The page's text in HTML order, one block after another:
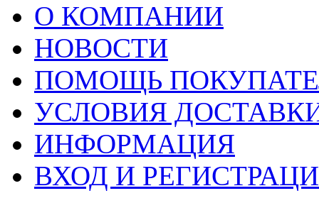
О КОМПАНИИ
НОВОСТИ
ПОМОЩЬ
УСЛОВИЯ
ИНФОРМАЦИЯ
ВХОД И